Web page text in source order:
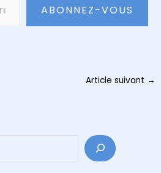
ABONNEZ-VOUS
Article suivant →